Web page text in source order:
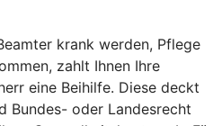
krank werden, Pflege
zahlt Ihnen Ihre
eine Beihilfe. Diese deckt
Bundes- oder Landesrecht